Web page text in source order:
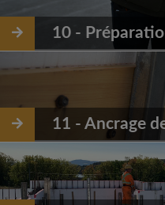
10 -
11 - Ancrage